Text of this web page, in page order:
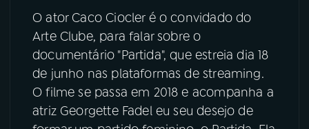
Instagram X
TikTok
O ator Caco Ciocler é o convidado do
Arte Clube, para falar sobre o
documentário "Partida", que estreia dia 18
de junho nas plataformas de streaming.
O filme se passa em 2018 e acompanha a
atriz Georgette Fadel eu seu desejo de